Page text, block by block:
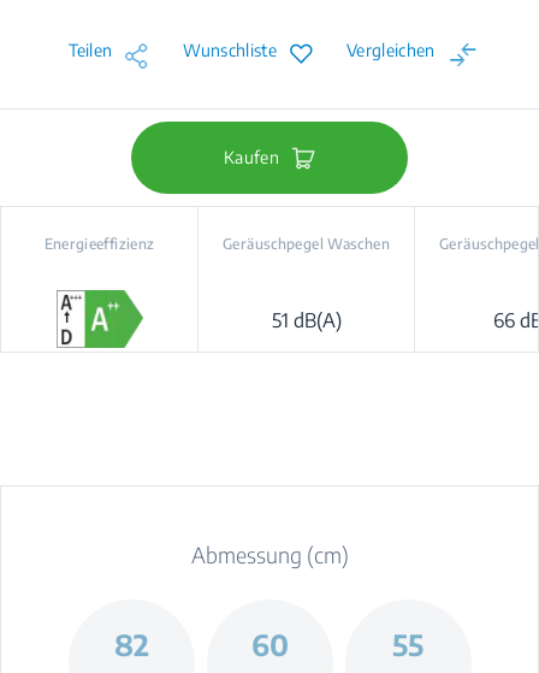
Teilen Wunschliste Vergleichen
Kaufen
Energieeffizienz Geräuschpegel Waschen
51 dB(A) 66
Abmessung (cm)
82 60 55